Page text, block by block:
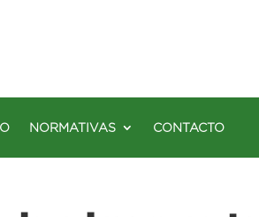
NORMATIVAS CONTACTO